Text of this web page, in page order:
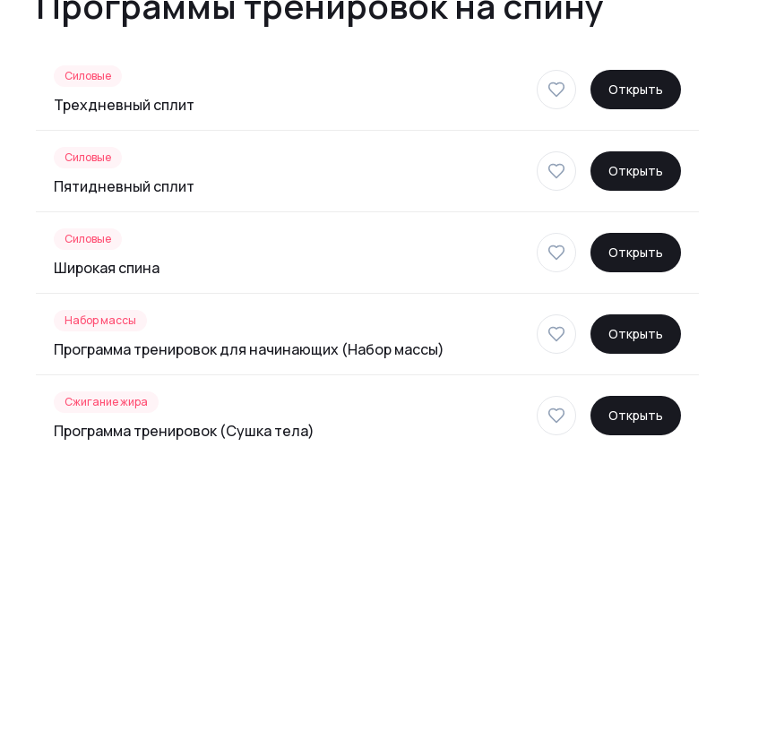
Силовые
Трехдневный сплит
Открыть
Силовые
Пятидневный сплит
Открыть
Силовые
Широкая спина
Открыть
Набор массы
Программа тренировок для начинающих (Набор массы)
Открыть
Сжигание жира
Программа тренировок (Сушка тела)
Открыть